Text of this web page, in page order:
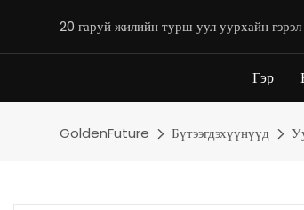
20 гаруй жилийн турш уул уурхайн гэрэл
Гэр
GoldenFuture Бүтээгдэхүүнүүд